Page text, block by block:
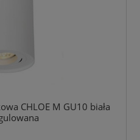
CHLOE M GU10 biała